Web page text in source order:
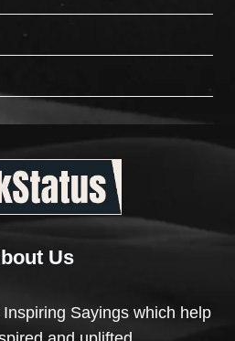
Us
Sayings which help